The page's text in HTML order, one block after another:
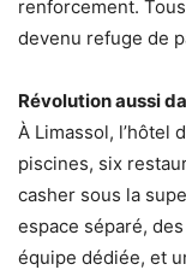
renforcement.
devenu refuge de
Révolution aussi
À Limassol, l’hôtel
piscines, six
casher sous la
espace séparé,
équipe dédiée, et